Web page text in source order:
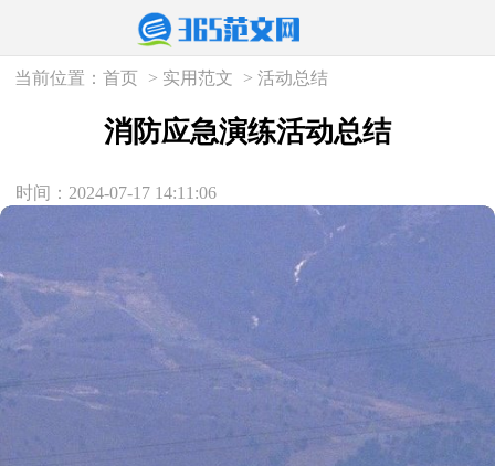
当前位置：首页 > 实用范文 >活动总结
消防应急演练活动总结
时间：2024-07-17 14:11:06